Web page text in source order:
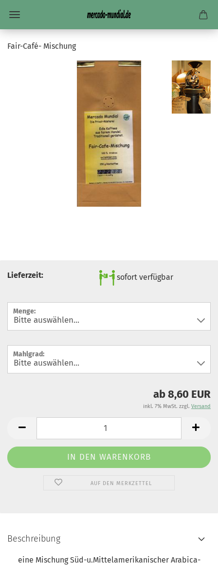
Fair-Café- Mischung
Lieferzeit: sofort verfügbar
Menge:
Mahlgrad:
ab 8,60 EUR
inkl. 7% MwSt. zzgl. Versand
AUF DEN MERKZETTEL
Beschreibung
eine Mischung Süd-u.Mittelamerikanischer Arabica-